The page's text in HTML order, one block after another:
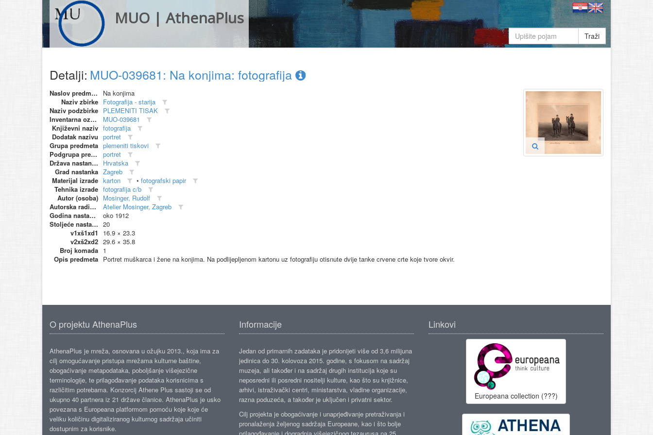
MUO | AthenaPlus
Traži
Detalji: MUO-039681: Na konjima: fotografija
Naslov predmeta
Na konjima
Naziv zbirke Fotografija - starija
Naziv podzbirke PLEMENITI TISAK
Inventarna oznaka
MUO-039681
Književni naziv fotografija
Dodatak nazivu portret
Grupa predmeta plemeniti tiskovi
Podgrupa predmeta
portret
Država nastanka
Hrvatska
Grad nastanka Zagreb
Materijal izrade karton • fotografski papir
Tehnika izrade fotografija c/b
Autor (osoba) Mosinger, Rudolf
Autorska radionica (proizvođač)
Atelier Mosinger, Zagreb
Godina nastanka
oko 1912
Stoljeće nastanka 20
v1xš1xd1
16.9 × 23.3
v2xš2xd2 29.6 × 35.8
Broj komada 1
Opis predmeta Portret muškarca i žene na konjima. Na podlijepljenom kartonu uz fotografiju otisnute dvije tanke crvene crte koje tvore okvir.
O projektu AthenaPlus
AthenaPlus je mreža, osnovana u ožujku 2013., koja ima za
cilj omogućavanje pristupa mrežama kulturne baštine,
obogaćivanje metapodataka, poboljšanje višejezične
terminologije, te prilagođavanje podataka korisnicima s
različitim potrebama. Konzorcij Athene Plus sastoji se od
ukupno 40 partnera iz 21 države članice. AthenaPlus je usko
povezana s Europeana platformom pomoću koje koje će
veliku količinu digitaliziranog kulturnog sadržaja učiniti
dostupnim za korisnike.
Informacije
Jedan od primarnih zadataka je pridonijeti više od 3,6 milijuna
jedinica do 30. kolovoza 2015. godine, s fokusom na sadržaj
muzeja, ali također i na sadržaj drugih institucija koje su
neposredni ili posredni nositelji kulture, kao što su knjižnice,
arhivi, istraživački centri, ministarstva, vladine organizacije,
razna poduzeća, a također je uključen i privatni sektor.
Cilj projekta je obogaćivanje i unaprjeđivanje pretraživanja i
pronalaženja željenog sadržaja Europeane, kao i što bolje
Linkovi
Europeana collection (???)